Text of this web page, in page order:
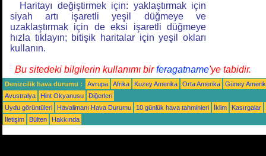
Haritayı değiştirmek için: yaklaştırmak için
siyah artı işaretli yeşil düğmeye ve
uzaklaştırmak için de eksi işaretli düğmeye
hızla tıklayın; bitişik haritalar için yeşil okları
kullanın.
Bu sitedeki bilgilerin kullanımı birferagatname'ye tabidir.
Denizcilik hava durumu : Avrupa Afrika Kuzey Amerika Orta Amerika
Güney
Avustralya
Hint Okyanusu
Diğerleri
Uydu görüntüleri
Havalimanı Hava Durumu 10 günlük hava tahminleri İklim
Kasırgalar
İletişim
Bülten Hakkında